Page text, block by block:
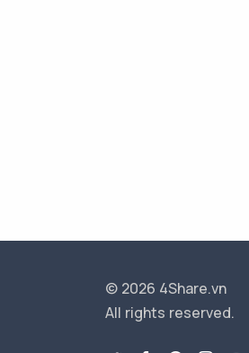
© 2026 4Share.vn
All rights reserved.